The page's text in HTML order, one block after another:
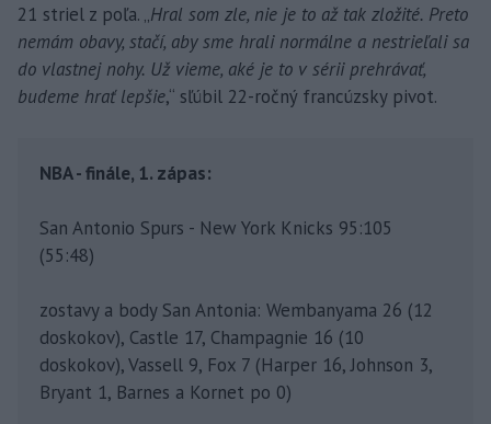
21 striel z poľa. „Hral som zle, nie je to až tak zložité. Preto
nemám obavy, stačí, aby sme hrali normálne a nestrieľali sa
do vlastnej nohy. Už vieme, aké je to v sérii prehrávať,
budeme hrať lepšie,“ sľúbil 22-ročný francúzsky pivot.
NBA - finále, 1. zápas:
San Antonio Spurs - New York Knicks 95:105
(55:48)
zostavy a body San Antonia: Wembanyama 26 (12
doskokov), Castle 17, Champagnie 16 (10
doskokov), Vassell 9, Fox 7 (Harper 16, Johnson 3,
Bryant 1, Barnes a Kornet po 0)